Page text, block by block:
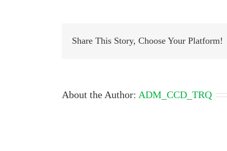
Share This Story, Choose Your Platform!
About the Author: ADM_CCD_TRQ